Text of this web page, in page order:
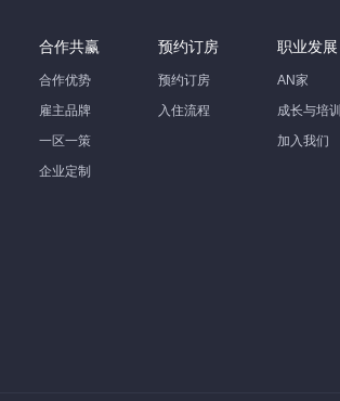
合作共赢
合作优势
雇主品牌
一区一策
企业定制
预约订房
预约订房
入住流程
职业发展
AN家
成长与培训
加入我们